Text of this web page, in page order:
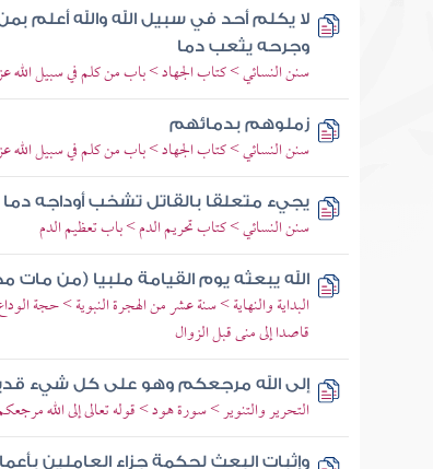
لا يكلم أحد في سبيل الله والله أعلم
وجرحه يثعب دما
سنن النسائي > كتاب الجهاد > باب من كلم في سبيل
زملوهم بدمائهم
سنن النسائي > كتاب الجهاد > باب من كلم في سبيل
يجيء متعلقا بالقاتل تشخب أوداجه
سنن النسائي > كتاب تحريم الدم > باب تعظيم الدم
الله يبعثه يوم القيامة ملبيا (من مات
البداية والنهاية > سنة عشر من الهجرة النبوية > حجة
قاصدا إلى منى قبل الزوال
إلى الله مرجعكم وهو على كل شيء
التحرير والتنوير > سورة هود > قوله تعالى إلى الله
وإثبات البعث لحكمة جزاء العاملين